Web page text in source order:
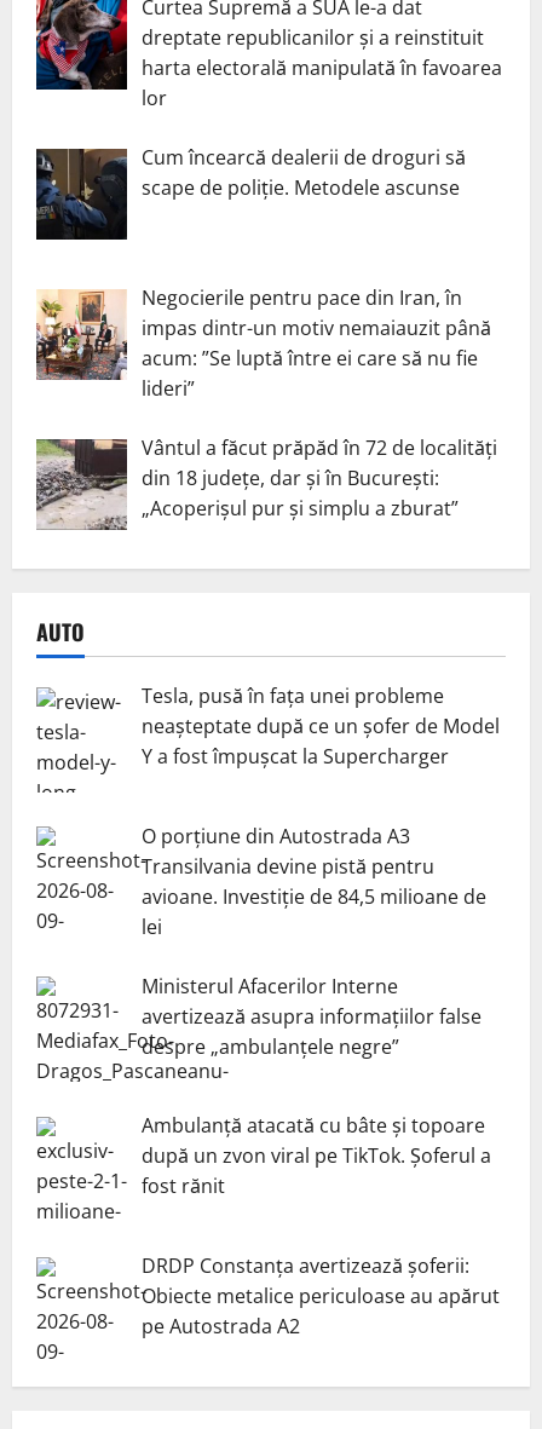
Curtea Supremă a SUA le-a dat
dreptate republicanilor și a reinstituit
harta electorală manipulată în favoarea
lor
Cum încearcă dealerii de droguri să
scape de poliție. Metodele ascunse
Negocierile pentru pace din Iran, în
impas dintr-un motiv nemaiauzit până
acum: ”Se luptă între ei care să nu fie
lideri”
Vântul a făcut prăpăd în 72 de localități
din 18 județe, dar și în București:
„Acoperișul pur și simplu a zburat”
AUTO
Tesla, pusă în fața unei probleme
neașteptate după ce un șofer de Model
Y a fost împușcat la Supercharger
O porțiune din Autostrada A3
Transilvania devine pistă pentru
avioane. Investiție de 84,5 milioane de
lei
Ministerul Afacerilor Interne
avertizează asupra informațiilor false
despre „ambulanțele negre”
Ambulanță atacată cu bâte și topoare
după un zvon viral pe TikTok. Șoferul a
fost rănit
DRDP Constanța avertizează șoferii:
Obiecte metalice periculoase au apărut
pe Autostrada A2